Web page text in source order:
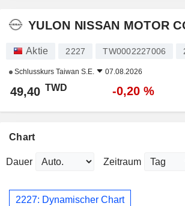
YULON NISSAN MOTOR
Aktie 2227 TW0002227006
Schlusskurs Taiwan S.E. 07.08.2026
49,40 TWD -0,20 %
Chart
Dauer Zeitraum
2227: Dynamischer Chart